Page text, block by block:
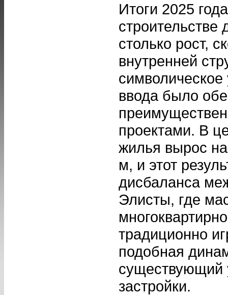
Итоги 2025
столько рост,
внутренней
ввода было
проектами. В
жилья вырос
м, и этот
дисбаланса
Элисты, где
традиционно
подобная
существующий
застройки.